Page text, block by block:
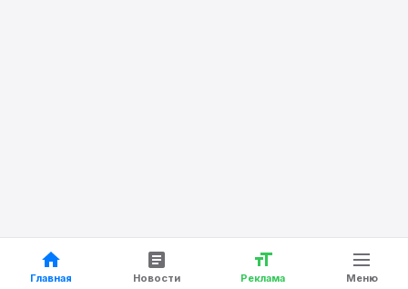
Главная Новости Реклама Меню